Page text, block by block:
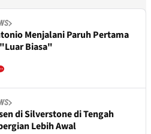
Menjalani Paruh Pertama
Biasa"
di Silverstone di Tengah
Lebih Awal